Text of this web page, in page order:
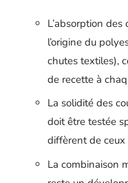
L’absorption
l’origine du
chutes textiles),
de recette à
La solidité des
doit être testée
diffèrent de
La combinaison